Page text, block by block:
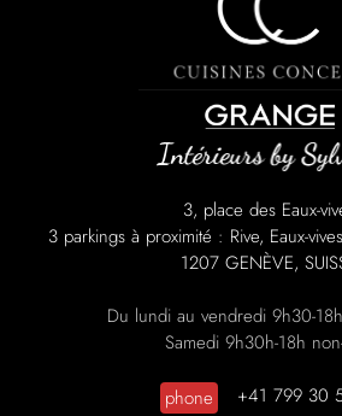
3, place des Eaux-
3 parkings à proximité : Rive, Eaux-
1207 GENÈVE,
Du lundi au vendredi 9h30-
Samedi 9h30h-18h
phone
+41 799 30